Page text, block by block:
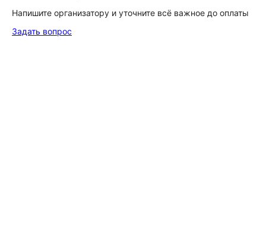
Напишите организатору и уточните всё важное до оплаты
Задать вопрос